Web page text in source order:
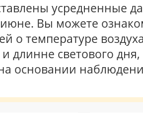
усредненные
Вы можете
о температуре
длинне светового
основании